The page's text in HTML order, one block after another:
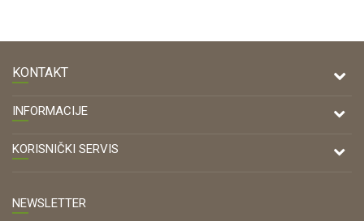
KONTAKT
DRVONA D.O.O.
Antuna Mihanovića 7,
47000 Karlovac
OIB:
INFORMACIJE
O nama
KORISNIČKI SERVIS
Zaštita privatnosti i osobnih podataka
NEWSLETTER